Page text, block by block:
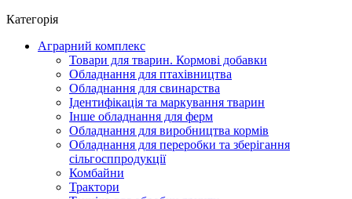
Категорія
Аграрний комплекс
Товари для тварин. Кормові добавки
Обладнання для птахівництва
Обладнання для свинарства
Ідентифікація та маркування тварин
Інше обладнання для ферм
Обладнання для виробництва кормів
Обладнання для переробки та зберігання
сільгосппродукції
Комбайни
Трактори